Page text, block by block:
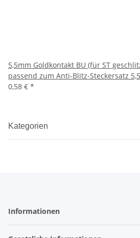
5,5mm Goldkontakt BU (für ST
passend zum Anti-Blitz-Steckersatz
0,58 € *
Kategorien
Informationen